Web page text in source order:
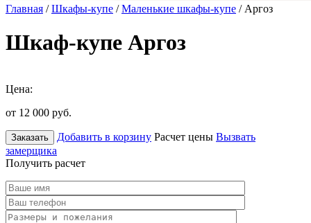
Главная /Шкафы-купе /Маленькие шкафы-купе / Аргоз
Шкаф-купе Аргоз
Цена:
от 12 000 руб.
Заказать Добавить в корзину Расчет цены Вызвать
замерщика
Получить расчет